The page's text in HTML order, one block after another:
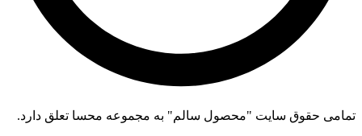
تمامی حقوق سایت "محصول سالم" به مجموعه محسا تعلق دارد.